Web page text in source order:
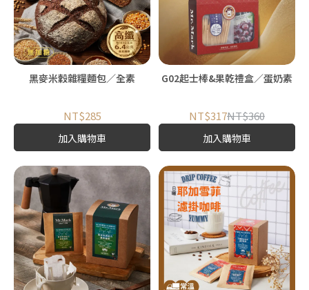
黑麥米穀雜糧麵包／全素
NT$285
加入購物車
G02起士棒&果乾禮盒／蛋奶素
NT$317NT$360
加入購物車